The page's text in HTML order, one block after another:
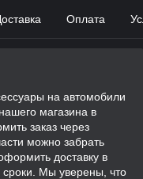
Оплата
на автомобили
магазина в
заказ через
можно забрать
доставку в
Мы уверены, что